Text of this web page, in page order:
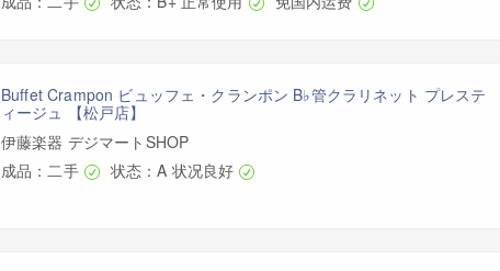
Buffet Crampon ビュッフェ・クランポン B♭管クラリネット プレステ
ィージュ 【松戸店】
伊藤楽器 デジマートSHOP
成品：二手
状态：A 状况良好